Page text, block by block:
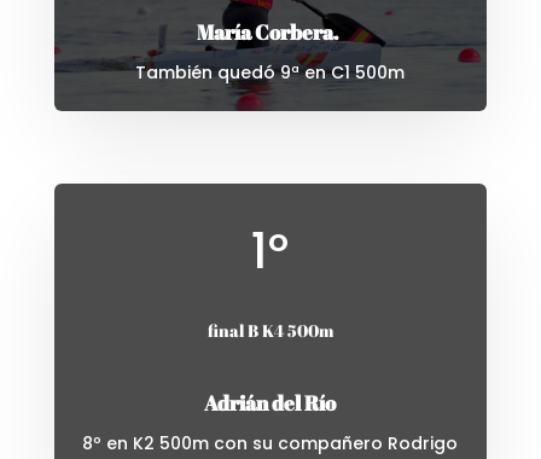
María Corbera.
También quedó 9ª en C1 500m
1º
final B K4 500m
Adrián del Río
8º en K2 500m con su compañero Rodrigo